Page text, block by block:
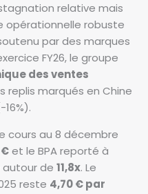
relative mais
opérationnelle robuste
par des marques
FY26, le groupe
des ventes
replis marqués en Chine
cours au 8 décembre
et le BPA reporté à
autour de 11,8x. Le
reste 4,70 € par